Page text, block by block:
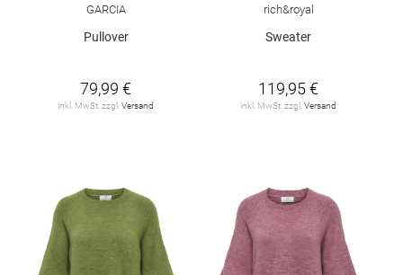
GARCIA
Pullover
79,99 €
inkl. MwSt. zzgl. Versand
rich&royal
Sweater
119,95 €
inkl. MwSt. zzgl. Versand